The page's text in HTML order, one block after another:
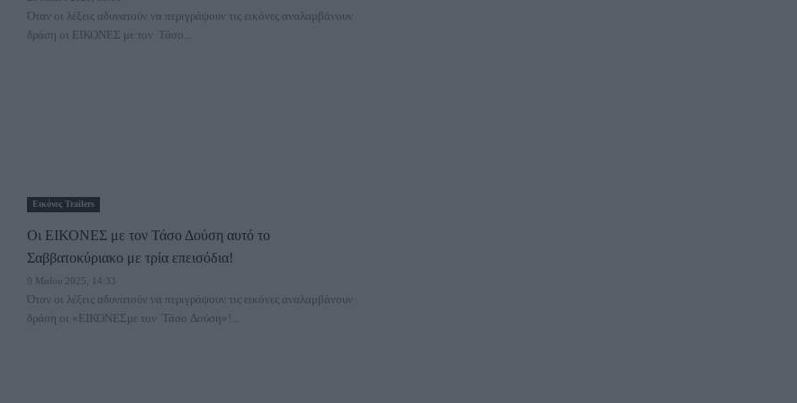
Όταν οι λέξεις αδυνατούν να περιγράψουν τις εικόνες αναλαμβάνουν
δράση οι ΕΙΚΟΝΕΣ με τον Τάσο...
Εικόνες Trailers
Oι ΕΙΚΟΝΕΣ με τον Τάσο Δούση αυτό το
Σαββατοκύριακο με τρία επεισόδια!
9 Μαΐου 2025, 14:33
Όταν οι λέξεις αδυνατούν να περιγράψουν τις εικόνες αναλαμβάνουν
δράση οι «ΕΙΚΟΝΕΣμε τον Τάσο Δούση»!...